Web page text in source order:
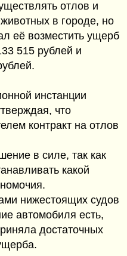
отлов и
в городе, но
её возместить ущерб
515 рублей и
инстанции
что
контракт на отлов
в силе, так как
какой
нижестоящих судов
автомобиля есть,
достаточных